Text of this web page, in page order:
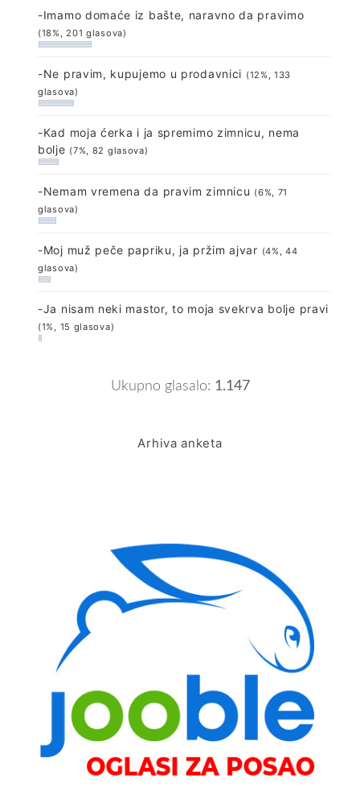
-Imamo domaće iz bašte, naravno da pravimo
(18%, 201 glasova)
-Ne pravim, kupujemo u prodavnici (12%, 133
glasova)
-Kad moja ćerka i ja spremimo zimnicu, nema
bolje (7%, 82 glasova)
-Nemam vremena da pravim zimnicu (6%, 71
glasova)
-Moj muž peče papriku, ja pržim ajvar (4%, 44
glasova)
-Ja nisam neki mastor, to moja svekrva bolje pravi
(1%, 15 glasova)
Ukupno glasalo: 1.147
Arhiva anketa